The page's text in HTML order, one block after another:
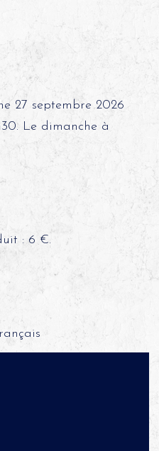
27 septembre 2026
Le dimanche à
: 6 €.